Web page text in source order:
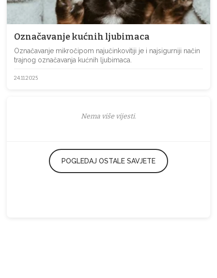
Označavanje kućnih ljubimaca
Označavanje mikročipom najučinkovitiji je i najsigurniji način
trajnog označavanja kućnih ljubimaca.
24.11.2025
Nema više vijesti.
POGLEDAJ OSTALE SAVJETE